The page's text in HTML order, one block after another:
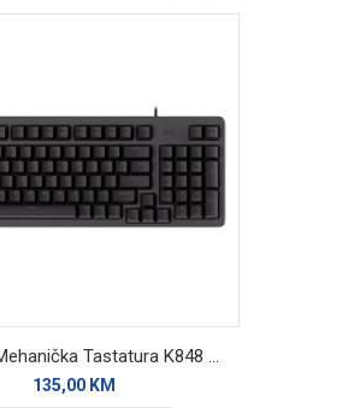
135,00 KM